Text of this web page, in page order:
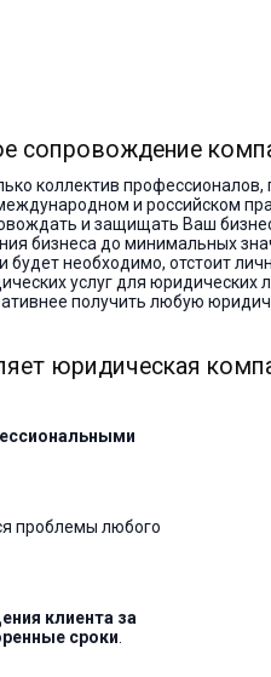
сопровождение
коллектив
и российском
и защищать Ваш
бизнеса до минимальных
необходимо, отстоит
услуг для юридических
получить любую
юридическая
проблемы любого
клиента за
сроки